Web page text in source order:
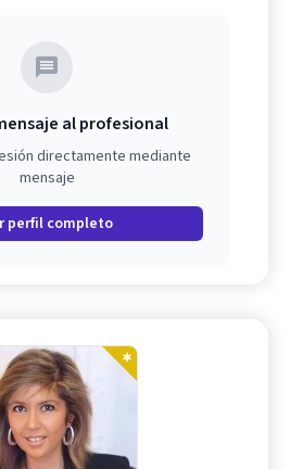
al profesional
directamente mediante
mensaje
perfil completo